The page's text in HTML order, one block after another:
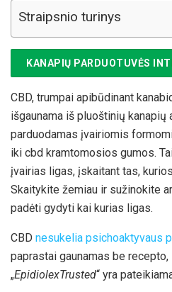
Straipsnio turinys
KANAPIŲ PARDUOTUVĖS
CBD, trumpai apibūdinant
išgaunama iš pluoštinių kanapių
parduodamas įvairiomis
iki cbd kramtomosios gumos.
įvairias ligas, įskaitant tas,
Skaitykite žemiau ir sužinokite
padėti gydyti kai kurias ligas.
CBD nesukelia psichoaktyvaus
paprastai gaunamas be
„EpidiolexTrusted“ yra